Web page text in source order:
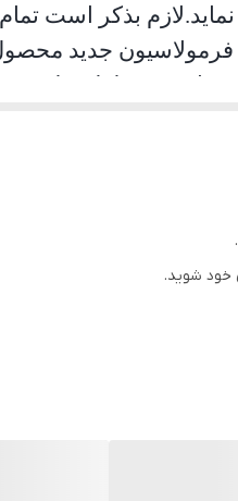
بذکر است
جدید
نماید. محصلول
خود شوید.